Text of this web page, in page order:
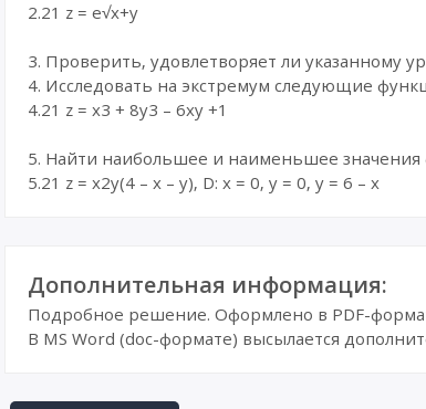
2.21 z = e√x+y
3. Проверить, удовлетворяет ли указанному
4. Исследовать на экстремум следующие
4.21 z = x3 + 8y3 – 6xy +1
5. Найти наибольшее и наименьшее значения
5.21 z = x2y(4 – x – y), D: x = 0, y = 0, y = 6 – x
Дополнительная информация:
Подробное решение. Оформлено в PDF-
В MS Word (doc-формате) высылается